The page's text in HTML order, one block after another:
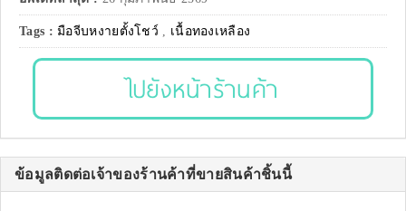
Tags :มือจีบหงายตั้งโชว์ , เนื้อทองเหลือง
ไปยังหน้าร้านค้า
ข้อมูลติดต่อเจ้าของร้านค้าที่ขายสินค้าชิ้นนี้